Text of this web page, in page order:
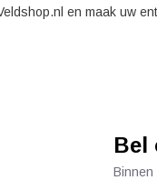
en maak uw
Bel